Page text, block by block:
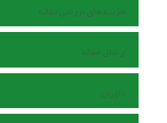
هزینه های بررسی مقاله
ارسال مقاله
داوران